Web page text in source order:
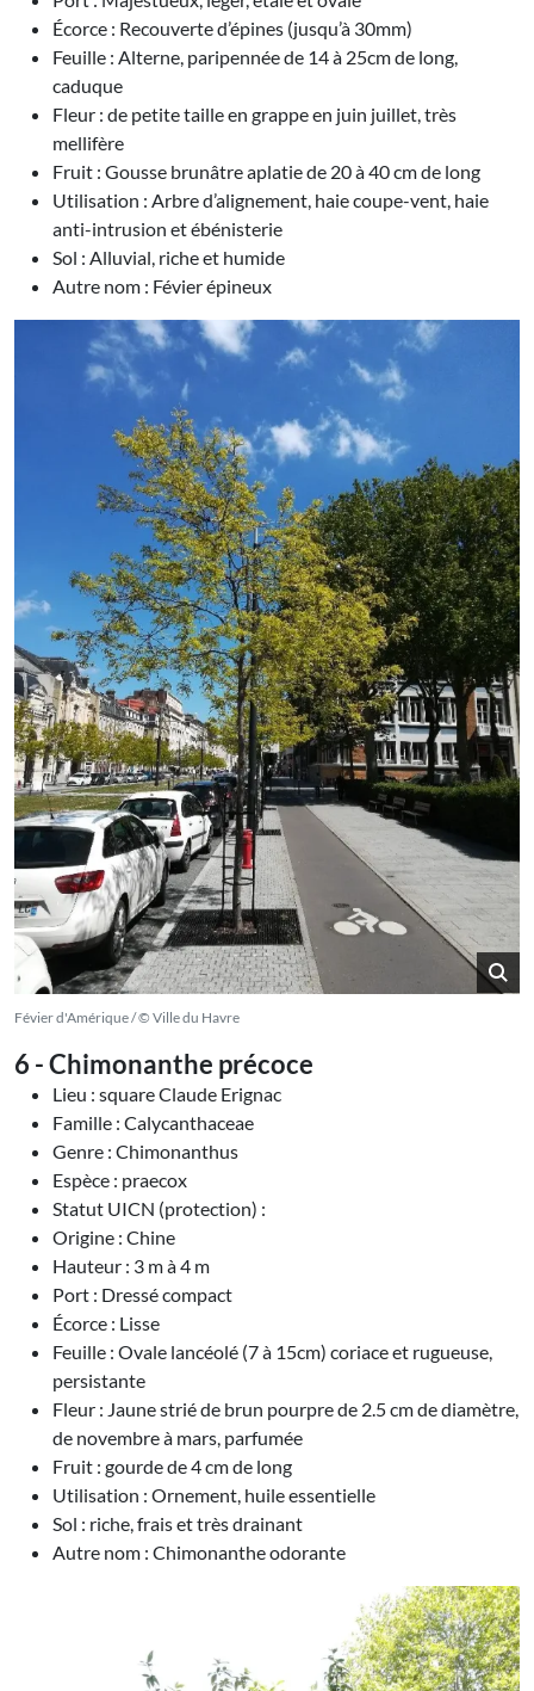
Écorce : Recouverte d’épines (jusqu’à 30mm)
Feuille : Alterne, paripennée de 14 à 25cm de long,
caduque
Fleur : de petite taille en grappe en juin juillet, très
mellifère
Fruit : Gousse brunâtre aplatie de 20 à 40 cm de long
Utilisation : Arbre d’alignement, haie coupe-vent, haie
anti-intrusion et ébénisterie
Sol : Alluvial, riche et humide
Autre nom : Févier épineux
Févier d'Amérique / © Ville du Havre
6 - Chimonanthe précoce
Lieu : square Claude Erignac
Famille : Calycanthaceae
Genre : Chimonanthus
Espèce : praecox
Statut UICN (protection) :
Origine : Chine
Hauteur : 3 m à 4 m
Port : Dressé compact
Écorce : Lisse
Feuille : Ovale lancéolé (7 à 15cm) coriace et rugueuse,
persistante
Fleur : Jaune strié de brun pourpre de 2.5 cm de diamètre,
de novembre à mars, parfumée
Fruit : gourde de 4 cm de long
Utilisation : Ornement, huile essentielle
Sol : riche, frais et très drainant
Autre nom : Chimonanthe odorante